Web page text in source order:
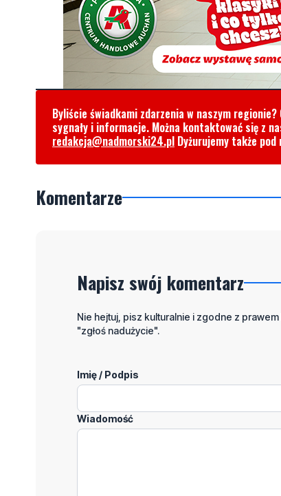
Byliście świadkami zdarzenia w naszym
sygnały i informacje. Można kontaktować się z
redakcja@nadmorski24.pl Dyżurujemy także
Komentarze
Napisz swój komentarz
Nie hejtuj, pisz kulturalnie i zgodne z
"zgłoś nadużycie".
Imię / Podpis
Wiadomość